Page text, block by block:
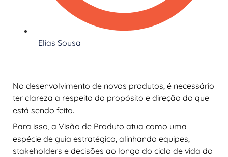
Elias Sousa
No desenvolvimento de novos produtos, é necessário
ter clareza a respeito do propósito e direção do que
está sendo feito.
Para isso, a Visão de Produto atua como uma
espécie de guia estratégico, alinhando equipes,
stakeholders e decisões ao longo do ciclo de vida do